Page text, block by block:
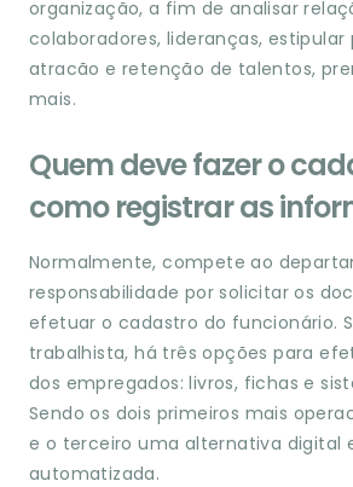
organização, a fim de analisar
colaboradores, lideranças, estipular
atracão e retenção de talentos,
mais.
Quem deve fazer o
como registrar as
Normalmente, compete ao
responsabilidade por solicitar os
efetuar o cadastro do funcionário.
trabalhista, há três opções para
dos empregados: livros, fichas e
Sendo os dois primeiros mais
e o terceiro uma alternativa digital
automatizada.